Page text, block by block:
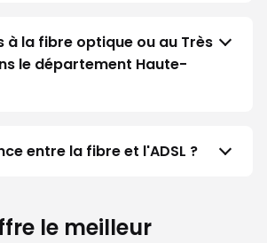
à la fibre optique ou au Très
le département Haute-
entre la fibre et l'ADSL ?
le meilleur